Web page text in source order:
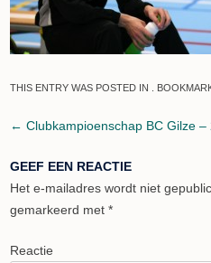
THIS ENTRY WAS POSTED IN .
Post navigation
← Clubkampioenschap BC Gilze
GEEF EEN REACTIE
Het e-mailadres wordt niet
gemarkeerd met *
Reactie